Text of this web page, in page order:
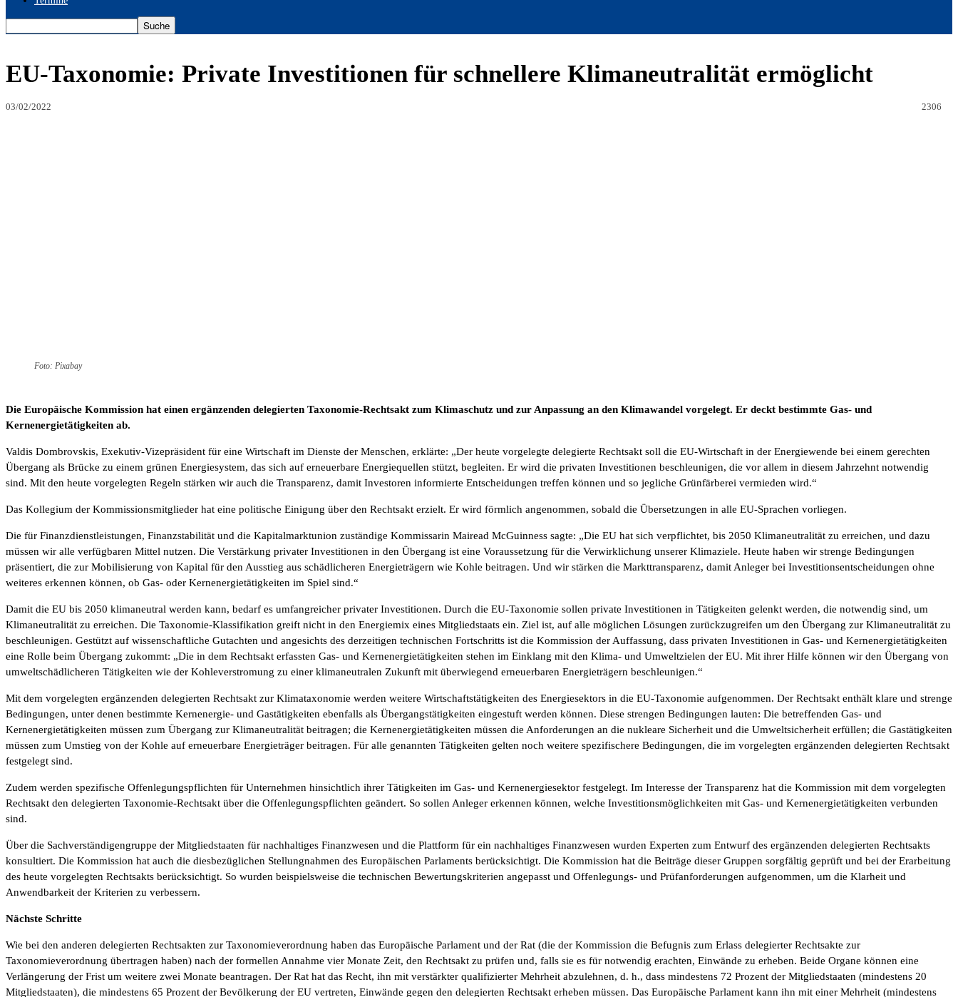
EU-Taxonomie: Private Investitionen für schnellere Klimaneutralität ermöglicht
03/02/2022 2306
Foto: Pixabay
Die Europäische Kommission hat einen ergänzenden delegierten Taxonomie-Rechtsakt zum Klimaschutz und zur Anpassung an den Klimawandel vorgelegt. Er deckt bestimmte Gas- und
Kernenergietätigkeiten ab.
Valdis Dombrovskis, Exekutiv-Vizepräsident für eine Wirtschaft im Dienste der Menschen, erklärte: „Der heute vorgelegte delegierte Rechtsakt soll die EU-Wirtschaft in der Energiewende bei einem gerechten
Übergang als Brücke zu einem grünen Energiesystem, das sich auf erneuerbare Energiequellen stützt, begleiten. Er wird die privaten Investitionen beschleunigen, die vor allem in diesem Jahrzehnt notwendig
sind. Mit den heute vorgelegten Regeln stärken wir auch die Transparenz, damit Investoren informierte Entscheidungen treffen können und so jegliche Grünfärberei vermieden wird.“
Das Kollegium der Kommissionsmitglieder hat eine politische Einigung über den Rechtsakt erzielt. Er wird förmlich angenommen, sobald die Übersetzungen in alle EU-Sprachen vorliegen.
Die für Finanzdienstleistungen, Finanzstabilität und die Kapitalmarktunion zuständige Kommissarin Mairead McGuinness sagte: „Die EU hat sich verpflichtet, bis 2050 Klimaneutralität zu erreichen, und dazu
müssen wir alle verfügbaren Mittel nutzen. Die Verstärkung privater Investitionen in den Übergang ist eine Voraussetzung für die Verwirklichung unserer Klimaziele. Heute haben wir strenge Bedingungen
präsentiert, die zur Mobilisierung von Kapital für den Ausstieg aus schädlicheren Energieträgern wie Kohle beitragen. Und wir stärken die Markttransparenz, damit Anleger bei Investitionsentscheidungen ohne
weiteres erkennen können, ob Gas- oder Kernenergietätigkeiten im Spiel sind.“
Damit die EU bis 2050 klimaneutral werden kann, bedarf es umfangreicher privater Investitionen. Durch die EU-Taxonomie sollen private Investitionen in Tätigkeiten gelenkt werden, die notwendig sind, um
Klimaneutralität zu erreichen. Die Taxonomie-Klassifikation greift nicht in den Energiemix eines Mitgliedstaats ein. Ziel ist, auf alle möglichen Lösungen zurückzugreifen um den Übergang zur Klimaneutralität zu
beschleunigen. Gestützt auf wissenschaftliche Gutachten und angesichts des derzeitigen technischen Fortschritts ist die Kommission der Auffassung, dass privaten Investitionen in Gas- und Kernenergietätigkeiten
eine Rolle beim Übergang zukommt: „Die in dem Rechtsakt erfassten Gas- und Kernenergietätigkeiten stehen im Einklang mit den Klima- und Umweltzielen der EU. Mit ihrer Hilfe können wir den Übergang von
umweltschädlicheren Tätigkeiten wie der Kohleverstromung zu einer klimaneutralen Zukunft mit überwiegend erneuerbaren Energieträgern beschleunigen.“
Mit dem vorgelegten ergänzenden delegierten Rechtsakt zur Klimataxonomie werden weitere Wirtschaftstätigkeiten des Energiesektors in die EU-Taxonomie aufgenommen. Der Rechtsakt enthält klare und strenge
Bedingungen, unter denen bestimmte Kernenergie- und Gastätigkeiten ebenfalls als Übergangstätigkeiten eingestuft werden können. Diese strengen Bedingungen lauten: Die betreffenden Gas- und
Kernenergietätigkeiten müssen zum Übergang zur Klimaneutralität beitragen; die Kernenergietätigkeiten müssen die Anforderungen an die nukleare Sicherheit und die Umweltsicherheit erfüllen; die Gastätigkeiten
müssen zum Umstieg von der Kohle auf erneuerbare Energieträger beitragen. Für alle genannten Tätigkeiten gelten noch weitere spezifischere Bedingungen, die im vorgelegten ergänzenden delegierten Rechtsakt
festgelegt sind.
Zudem werden spezifische Offenlegungspflichten für Unternehmen hinsichtlich ihrer Tätigkeiten im Gas- und Kernenergiesektor festgelegt. Im Interesse der Transparenz hat die Kommission mit dem vorgelegten
Rechtsakt den delegierten Taxonomie-Rechtsakt über die Offenlegungspflichten geändert. So sollen Anleger erkennen können, welche Investitionsmöglichkeiten mit Gas- und Kernenergietätigkeiten verbunden
sind.
Über die Sachverständigengruppe der Mitgliedstaaten für nachhaltiges Finanzwesen und die Plattform für ein nachhaltiges Finanzwesen wurden Experten zum Entwurf des ergänzenden delegierten Rechtsakts
konsultiert. Die Kommission hat auch die diesbezüglichen Stellungnahmen des Europäischen Parlaments berücksichtigt. Die Kommission hat die Beiträge dieser Gruppen sorgfältig geprüft und bei der Erarbeitung
des heute vorgelegten Rechtsakts berücksichtigt. So wurden beispielsweise die technischen Bewertungskriterien angepasst und Offenlegungs- und Prüfanforderungen aufgenommen, um die Klarheit und
Anwendbarkeit der Kriterien zu verbessern.
Nächste Schritte
Wie bei den anderen delegierten Rechtsakten zur Taxonomieverordnung haben das Europäische Parlament und der Rat (die der Kommission die Befugnis zum Erlass delegierter Rechtsakte zur
Taxonomieverordnung übertragen haben) nach der formellen Annahme vier Monate Zeit, den Rechtsakt zu prüfen und, falls sie es für notwendig erachten, Einwände zu erheben. Beide Organe können eine
Verlängerung der Frist um weitere zwei Monate beantragen. Der Rat hat das Recht, ihn mit verstärkter qualifizierter Mehrheit abzulehnen, d. h., dass mindestens 72 Prozent der Mitgliedstaaten (mindestens 20
Mitgliedstaaten), die mindestens 65 Prozent der Bevölkerung der EU vertreten, Einwände gegen den delegierten Rechtsakt erheben müssen. Das Europäische Parlament kann ihn mit einer Mehrheit (mindestens